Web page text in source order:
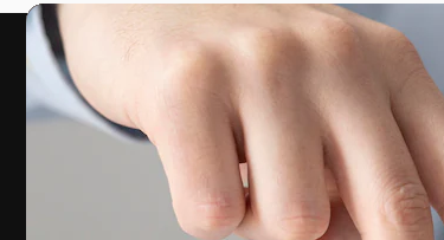
Vídeos
Clipes de vídeo
Animações
Modelos de vídeos
Modelos 3D
A plataforma criativa para você direcionar
seu melhor trabalho. Mais de 1 milhão de
assinantes entre criativos, empresas,
agências e estúdios.